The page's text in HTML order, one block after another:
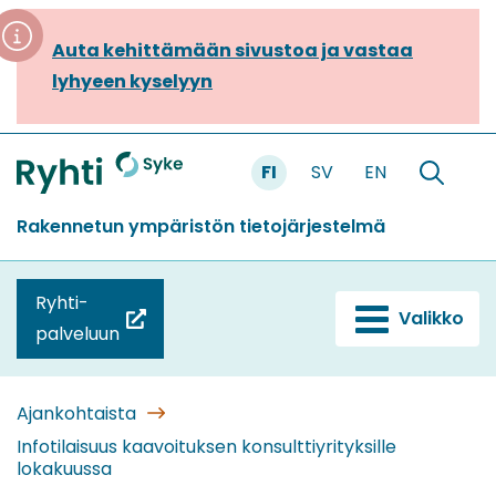
Siirry
sisältöönAuta kehittämään sivustoa ja vastaa
lyhyeen kyselyyn
Etusivu
FI SV EN
Hae
Rakennetun ympäristön tietojärjestelmä
Ryhti-
palveluun
(siirryt
toiseen
Valikko
Ajankohtaista
Infotilaisuus kaavoituksen konsulttiyrityksille
lokakuussa